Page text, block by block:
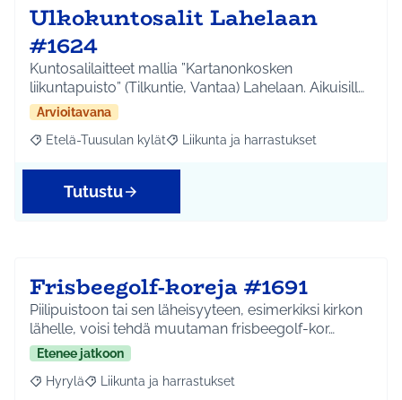
Ulkokuntosalit Lahelaan
#1624
Kuntosalilaitteet mallia ”Kartanonkosken
liikuntapuisto” (Tilkuntie, Vantaa) Lahelaan. Aikuisill…
Arvioitavana
Rajaa tulokset aihepiirin mukaan: Etelä-Tuusulan kylät
Etelä-Tuusulan kylät Rajaa tulokset teeman mukaan:
Liikunta ja harrastukset
Tutustu
Frisbeegolf-koreja #1691
Piilipuistoon tai sen läheisyyteen, esimerkiksi kirkon
lähelle, voisi tehdä muutaman frisbeegolf-kor…
Etenee jatkoon
Rajaa tulokset aihepiirin mukaan: Hyrylä
Hyrylä Rajaa tulokset teeman mukaan: Liikunta ja
Liikunta ja harrastukset